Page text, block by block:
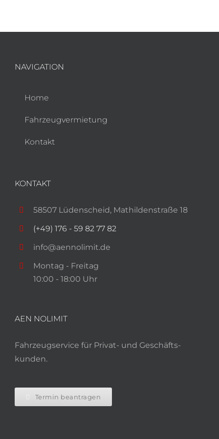
NAVIGATION
Home
Fahrzeugvermietung
Kontakt
KONTAKT
58507 Lüdenscheid, Mathildenstraße 18
(+49) 176 - 59 82 77 82
info@aennolimit.de
Montag - Freitag
10:00 - 18:00 Uhr
AEN NOLIMIT
Fahrzeug­service für Privat- und Geschäfts­
kunden.
Termin beantragen